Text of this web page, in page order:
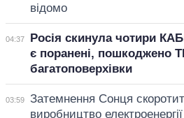
відомо
04:37
Росія скинула чотири
є поранені, пошкоджено
багатоповерхівки
03:59
Затемнення Сонця
виробництво